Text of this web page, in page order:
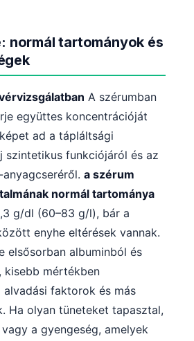
normál tartományok és
A szérumban
együttes koncentrációját
ad a tápláltsági
szintetikus funkciójáról és az
a szérum
normál tartománya
g/dl (60–83 g/l), bár a
enyhe eltérések vannak.
elsősorban albuminból és
kisebb mértékben
alvadási faktorok és más
Ha olyan tüneteket tapasztal,
a gyengeség, amelyek